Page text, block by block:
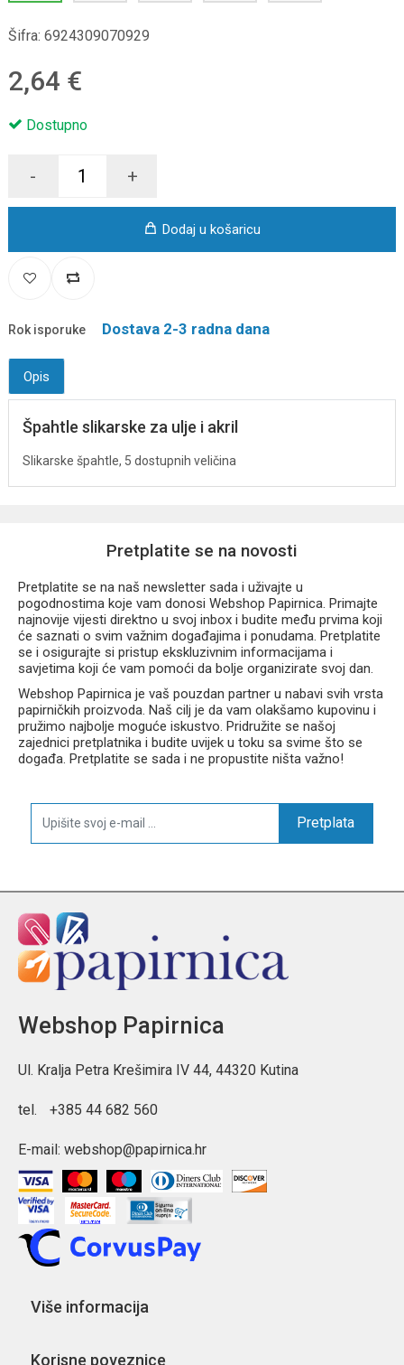
Šifra: 6924309070929
2,64 €
Dostupno
- +
Dodaj u košaricu
Rok isporuke Dostava 2-3 radna dana
Opis
Špahtle slikarske za ulje i akril
Slikarske špahtle, 5 dostupnih veličina
Pretplatite se na novosti
Pretplatite se na naš newsletter sada i uživajte u
pogodnostima koje vam donosi Webshop Papirnica. Primajte
najnovije vijesti direktno u svoj inbox i budite među prvima koji
će saznati o svim važnim događajima i ponudama. Pretplatite
se i osigurajte si pristup ekskluzivnim informacijama i
savjetima koji će vam pomoći da bolje organizirate svoj dan.
Webshop Papirnica je vaš pouzdan partner u nabavi svih vrsta
papirničkih proizvoda. Naš cilj je da vam olakšamo kupovinu i
pružimo najbolje moguće iskustvo. Pridružite se našoj
zajednici pretplatnika i budite uvijek u toku sa svime što se
događa. Pretplatite se sada i ne propustite ništa važno!
Pretplata
Webshop Papirnica
Ul. Kralja Petra Krešimira IV 44, 44320 Kutina
tel. +385 44 682 560
E-mail: webshop@papirnica.hr
Više informacija
Korisne poveznice